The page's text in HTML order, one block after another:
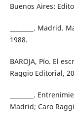
Buenos Aires:
________.
1988.
BAROJA, Pío. El
Raggio Editorial,
________.
Madrid; Caro